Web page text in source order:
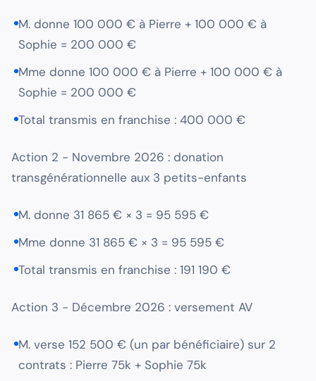
M. donne 100 000 € à Pierre + 100 000 € à
Sophie = 200 000 €
Mme donne 100 000 € à Pierre + 100 000 € à
Sophie = 200 000 €
Total transmis en franchise : 400 000 €
Action 2 - Novembre 2026 : donation
transgénérationnelle aux 3 petits-enfants
M. donne 31 865 € × 3 = 95 595 €
Mme donne 31 865 € × 3 = 95 595 €
Total transmis en franchise : 191 190 €
Action 3 - Décembre 2026 : versement AV
M. verse 152 500 € (un par bénéficiaire) sur 2
contrats : Pierre 75k + Sophie 75k